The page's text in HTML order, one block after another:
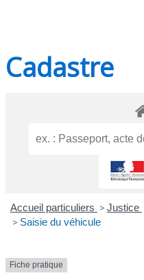
Cadastre
Accueil particuliers > Justice
> Saisie du véhicule
Fiche pratique